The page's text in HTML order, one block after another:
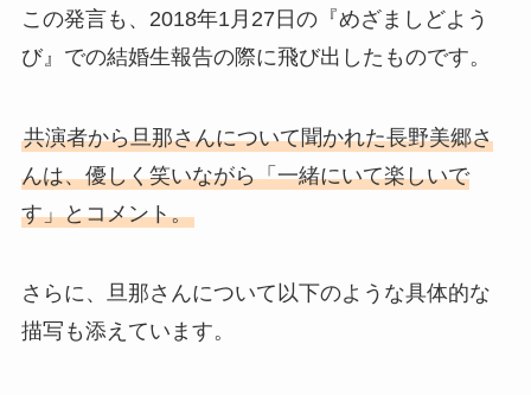
この発言も、2018年1月27日の『めざましどよう
び』での結婚生報告の際に飛び出したものです。
共演者から旦那さんについて聞かれた長野美郷さ
んは、優しく笑いながら「一緒にいて楽しいで
す」とコメント。
さらに、旦那さんについて以下のような具体的な
描写も添えています。